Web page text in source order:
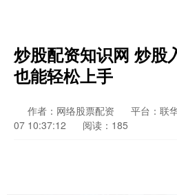
炒股配资知识网 炒股
也能轻松上手
作者：网络股票配资 平台：联
07 10:37:12
阅读：185